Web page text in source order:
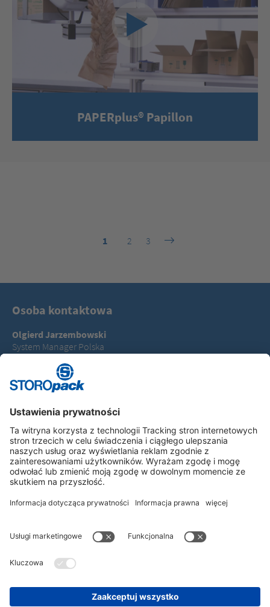
PAPERplus® Papillon
1 2 3
Osoba kontaktowa
Olgierd Jarzembowski
System Manager Polska
T +48 530795475
olgierd.jarzembowski@storopack.com
YouTube Glassdoor
DANE FIRMOWE